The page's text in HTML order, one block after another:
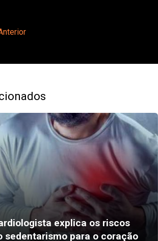
explica os riscos
sedentarismo para o coração